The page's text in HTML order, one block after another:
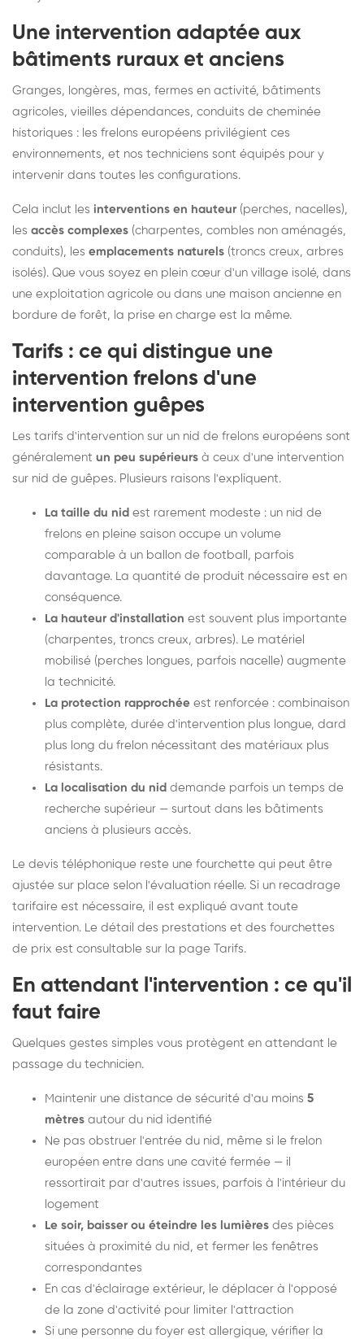
Une intervention adaptée aux
bâtiments ruraux et anciens
Granges, longères, mas, fermes en activité, bâtiments
agricoles, vieilles dépendances, conduits de cheminée
historiques : les frelons européens privilégient ces
environnements, et nos techniciens sont équipés pour y
intervenir dans toutes les configurations.
Cela inclut les interventions en hauteur (perches, nacelles),
les accès complexes (charpentes, combles non aménagés,
conduits), les emplacements naturels (troncs creux, arbres
isolés). Que vous soyez en plein cœur d'un village isolé, dans
une exploitation agricole ou dans une maison ancienne en
bordure de forêt, la prise en charge est la même.
Tarifs : ce qui distingue une
intervention frelons d'une
intervention guêpes
Les tarifs d'intervention sur un nid de frelons européens sont
généralement un peu supérieurs à ceux d'une intervention
sur nid de guêpes. Plusieurs raisons l'expliquent.
La taille du nid est rarement modeste : un nid de
frelons en pleine saison occupe un volume
comparable à un ballon de football, parfois
davantage. La quantité de produit nécessaire est en
conséquence.
La hauteur d'installation est souvent plus importante
(charpentes, troncs creux, arbres). Le matériel
mobilisé (perches longues, parfois nacelle) augmente
la technicité.
La protection rapprochée est renforcée : combinaison
plus complète, durée d'intervention plus longue, dard
plus long du frelon nécessitant des matériaux plus
résistants.
La localisation du nid demande parfois un temps de
recherche supérieur — surtout dans les bâtiments
anciens à plusieurs accès.
Le devis téléphonique reste une fourchette qui peut être
ajustée sur place selon l'évaluation réelle. Si un recadrage
tarifaire est nécessaire, il est expliqué avant toute
intervention. Le détail des prestations et des fourchettes
de prix est consultable sur la page Tarifs.
En attendant l'intervention : ce qu'il
faut faire
Quelques gestes simples vous protègent en attendant le
passage du technicien.
Maintenir une distance de sécurité d'au moins 5
mètres autour du nid identifié
Ne pas obstruer l'entrée du nid, même si le frelon
européen entre dans une cavité fermée — il
ressortirait par d'autres issues, parfois à l'intérieur du
logement
Le soir, baisser ou éteindre les lumières des pièces
situées à proximité du nid, et fermer les fenêtres
correspondantes
En cas d'éclairage extérieur, le déplacer à l'opposé
de la zone d'activité pour limiter l'attraction
Si une personne du foyer est allergique, vérifier la